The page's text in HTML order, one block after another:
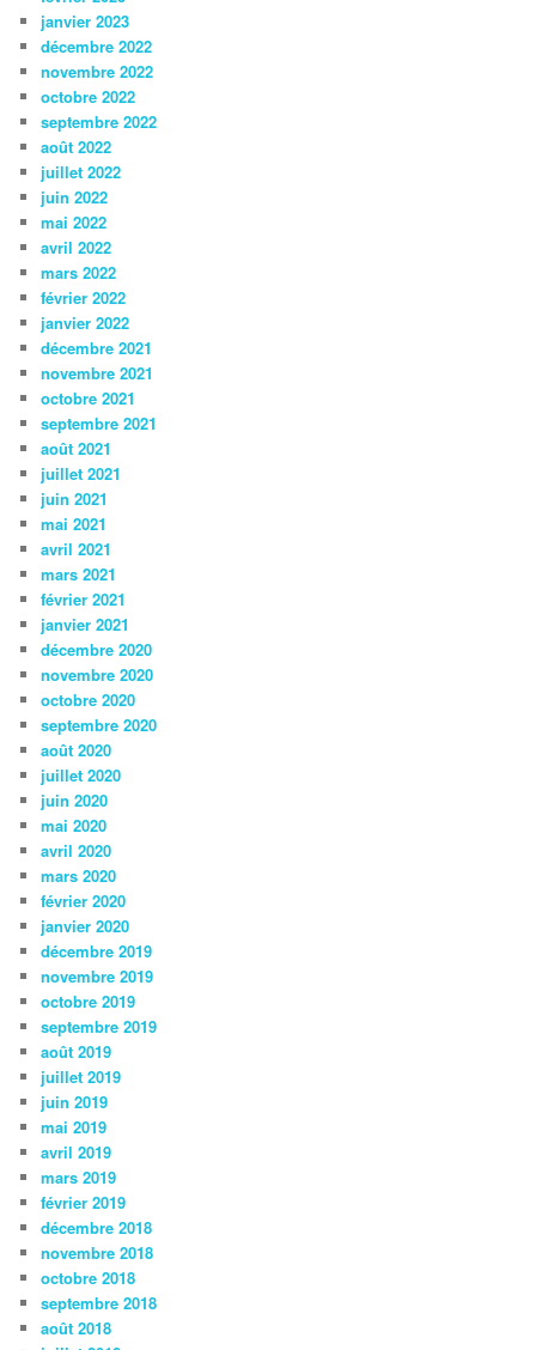
janvier 2023
décembre 2022
novembre 2022
octobre 2022
septembre 2022
août 2022
juillet 2022
juin 2022
mai 2022
avril 2022
mars 2022
février 2022
janvier 2022
décembre 2021
novembre 2021
octobre 2021
septembre 2021
août 2021
juillet 2021
juin 2021
mai 2021
avril 2021
mars 2021
février 2021
janvier 2021
décembre 2020
novembre 2020
octobre 2020
septembre 2020
août 2020
juillet 2020
juin 2020
mai 2020
avril 2020
mars 2020
février 2020
janvier 2020
décembre 2019
novembre 2019
octobre 2019
septembre 2019
août 2019
juillet 2019
juin 2019
mai 2019
avril 2019
mars 2019
février 2019
décembre 2018
novembre 2018
octobre 2018
septembre 2018
août 2018